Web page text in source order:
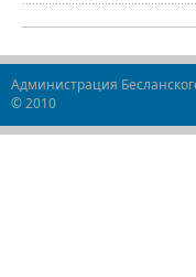
Администрация
© 2010